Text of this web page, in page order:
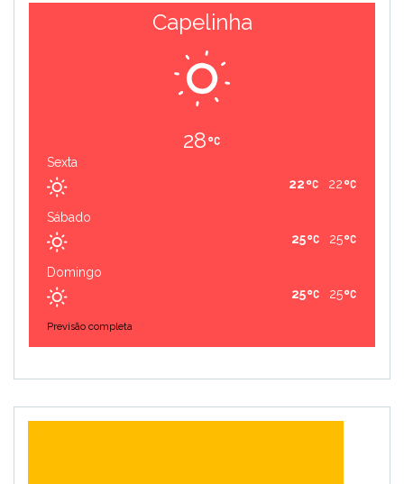
Capelinha
28
Sexta
22
22
Sábado
25
25
Domingo
25
25
Previsão completa